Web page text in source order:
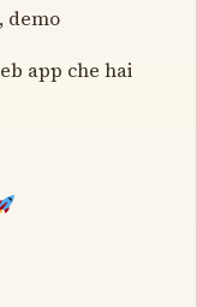
demo
app che hai